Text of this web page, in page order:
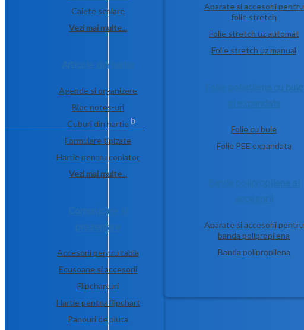
Caiete scolare
Vezi mai multe...
Articole din hartie
Agende si organizere
Bloc notes-uri
Cuburi din hartie
Formulare tipizate
Hartie pentru copiator
Vezi mai multe...
Comunicare si
prezentare
Accesorii pentru tabla
Ecusoane si accesorii
Flipcharturi
Hartie pentru flipchart
Panouri de pluta
Aparate si accesorii pentru
folie stretch
Folie stretch uz automat
Folie stretch uz manual
Folie cu bule
Folie PEE expandata
Aparate si accesorii pentru
banda polipropilena
Banda polipropilena